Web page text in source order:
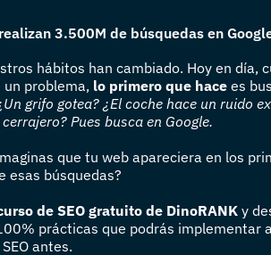
3.500M de búsquedas en
hábitos han cambiado. Hoy en día,
problema, lo primero que hace es
grifo gotea? ¿El coche hace un ruido
Pues busca en Google.
que tu web apareciera en los
esas búsquedas?
de SEO gratuito de DinoRANK y
prácticas que podrás implementar
antes.